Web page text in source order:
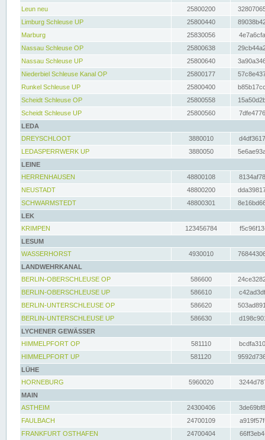
Leun neu
25800200
Limburg Schleuse UP
25800440
Marburg
25830056
Nassau Schleuse OP
25800638
Nassau Schleuse UP
25800640
Niederbiel Schleuse Kanal OP
25800177
Runkel Schleuse UP
25800400
Scheidt Schleuse OP
25800558
Scheidt Schleuse UP
25800560
LEDA
DREYSCHLOOT
3880010
LEDASPERRWERK UP
3880050
LEINE
HERRENHAUSEN
48800108
NEUSTADT
48800200
SCHWARMSTEDT
48800301
LEK
KRIMPEN
123456784
LESUM
WASSERHORST
4930010
LANDWEHRKANAL
BERLIN-OBERSCHLEUSE OP
586600
BERLIN-OBERSCHLEUSE UP
586610
BERLIN-UNTERSCHLEUSE OP
586620
BERLIN-UNTERSCHLEUSE UP
586630
LYCHENER GEWÄSSER
HIMMELPFORT OP
581110
HIMMELPFORT UP
581120
LÜHE
HORNEBURG
5960020
MAIN
ASTHEIM
24300406
FAULBACH
24700109
FRANKFURT OSTHAFEN
24700404